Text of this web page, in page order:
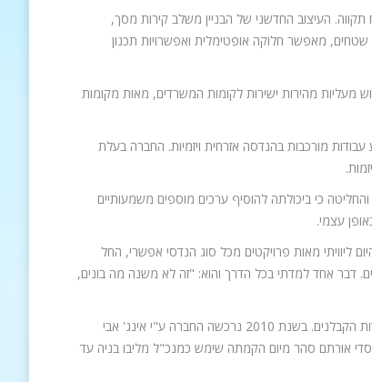
תקווה. העיצוב החדשני של הבניין משלב קירות מסך,
שטחים, מאפשר חלוקה אופטימלית ואפשרויות תכנון
מעליות מהירות ישירות לקומות המשרדים, מאות מקומות
מורכבות בהנדסה אזרחית ויזמיות. החברה בעלת
38 לאחר שבחנה את הנושא לעומק והחליטה כי ביכולתה להוסיף ערכים מוספים משמעותיים
עצמי.
ליוויתי מאות פרויקטים מכל סוג הנדסי אפשרי, החל
דבר אחד למדתי בכל הדרך והוא: "זה לא משנה מה בונים,
מ. ברקן הנדסה בע"מ הוקמה בשנת 1993 על ידי מר מאיר ברקן יו"ר ועדת תכנון ובנייה בהתאחדות הקבלנים. בשנת 2010 נרכשה החברה ע"י אינג' אבי
אורתם סהר מיום הקמתה שימש כמנכ"ל מליבו בניה עד